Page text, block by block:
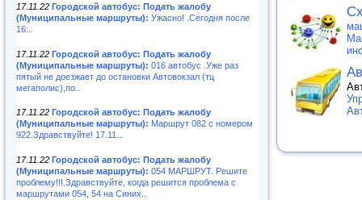
17.11.22 Городской автобус: Подать жалобу
(Муниципальные маршруты): Ужасно! .Сегодня после
16:..
17.11.22 Городской автобус: Подать жалобу
(Муниципальные маршруты): 016 автобус .Уже раз
пятый не доезжает до остановки Автовокзал (тц
мегаполис),по..
17.11.22 Городской автобус: Подать жалобу
(Муниципальные маршруты): Маршрут 082 с номером
922.Здравствуйте! 17.11...
17.11.22 Городской автобус: Подать жалобу
(Муниципальные маршруты): 054 МАРШРУТ. Решите
проблему!!!.Здравствуйте, когда решится проблема с
маршрутами 054, 54 на Синих..